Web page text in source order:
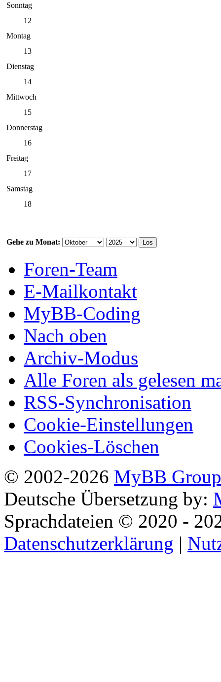
Sonntag
12
Montag
13
Dienstag
14
Mittwoch
15
Donnerstag
16
Freitag
17
Samstag
18
Gehe zu Monat:
Foren-Team
E-Mailkontakt
MyBB-Coding
Nach oben
Archiv-Modus
Alle Foren als gelesen
RSS-Synchronisation
Cookie-Einstellungen
Cookies-Löschen
© 2002-2026 MyBB Group
Deutsche Übersetzung by:
Sprachdateien © 2020 -
Datenschutzerklärung |